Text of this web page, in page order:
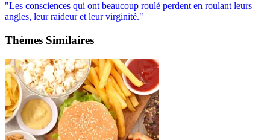
"Les consciences qui ont beaucoup roulé perdent en roulant leurs
angles, leur raideur et leur virginité."
Thèmes Similaires